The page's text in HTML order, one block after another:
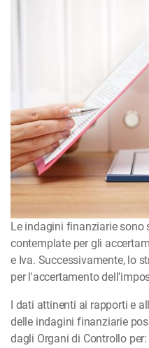
Le indagini finanziarie sono
contemplate per gli
e Iva. Successivamente, lo
per l'accertamento
I dati attinenti ai rapporti e
delle indagini finanziarie
dagli Organi di Controllo per: